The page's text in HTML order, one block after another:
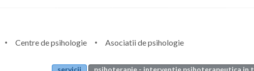
Centre de psihologie
Asociatii de psihologie
servicii
psihoterapie - interventie psihoterapeutica in